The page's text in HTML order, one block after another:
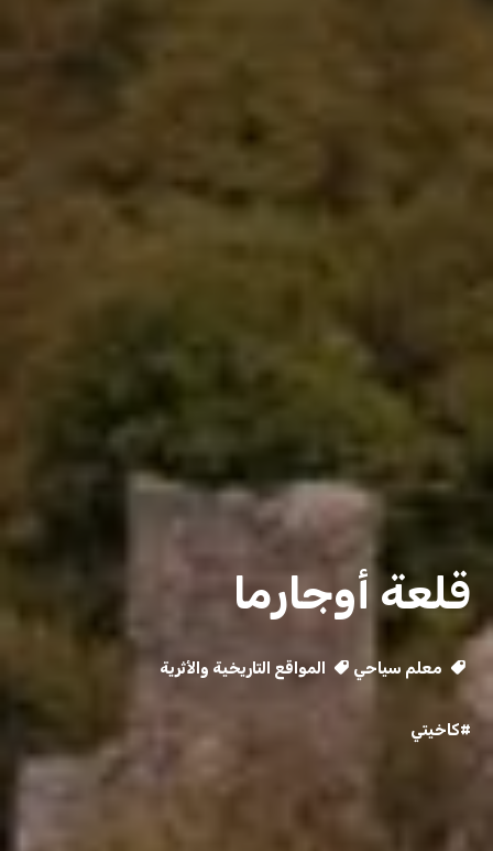
قلعة أوجارما
معلم سياحي المواقع التاريخية والأثرية
#كاخيتي